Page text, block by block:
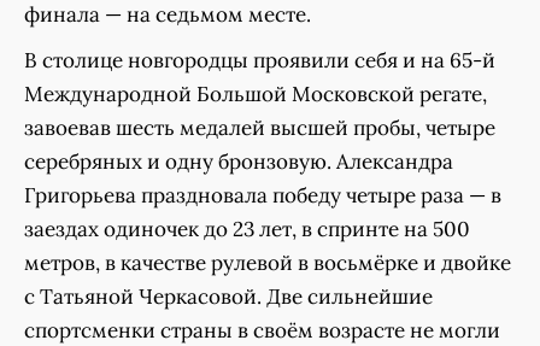
финала — на седьмом месте.
В столице новгородцы проявили себя и на 65-й
Международной Большой Московской регате,
завоевав шесть медалей высшей пробы, четыре
серебряных и одну бронзовую. Александра
Григорьева праздновала победу четыре раза — в
заездах одиночек до 23 лет, в спринте на 500
метров, в качестве рулевой в восьмёрке и двойке
с Татьяной Черкасовой. Две сильнейшие
спортсменки страны в своём возрасте не могли